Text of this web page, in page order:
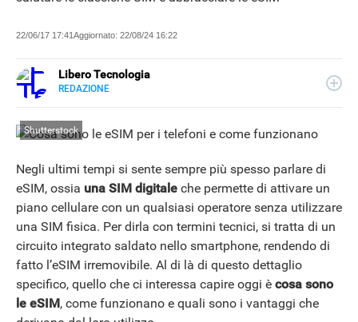
22/06/17 17:41 Aggiornato: 22/08/24 16:22
Libero Tecnologia
REDAZIONE
tutorial, per un pubblico di principianti e di esperti, di
articoli sul mondo Android e Apple, app e social, audio e
video, smartphone e wearable, domotica e gadget.
Shutterstock
Negli ultimi tempi si sente sempre più spesso parlare di
eSIM, ossia una SIM digitale che permette di attivare un
piano cellulare con un qualsiasi operatore senza utilizzare
una SIM fisica. Per dirla con termini tecnici, si tratta di un
circuito integrato saldato nello smartphone, rendendo di
fatto l’eSIM irremovibile. Al di là di questo dettaglio
specifico, quello che ci interessa capire oggi è cosa sono
le eSIM, come funzionano e quali sono i vantaggi che